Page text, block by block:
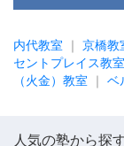
内代教室 ｜ 京橋教
セントプレイス教室
（火金）教室 ｜ ベ
人気の塾から探